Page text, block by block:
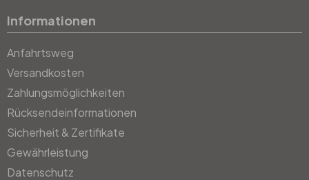
Informationen
Anfahrtsweg
Versandkosten
Zahlungsmöglichkeiten
Rücksendeinformationen
Sicherheit & Zertifikate
Gewährleistung
Datenschutz